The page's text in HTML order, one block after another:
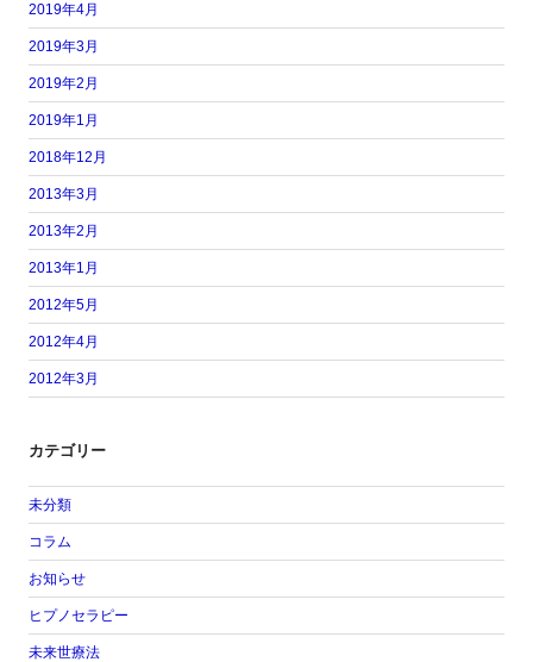
2019年4月
2019年3月
2019年2月
2019年1月
2018年12月
2013年3月
2013年2月
2013年1月
2012年5月
2012年4月
2012年3月
カテゴリー
未分類
コラム
お知らせ
ヒプノセラピー
未来世療法